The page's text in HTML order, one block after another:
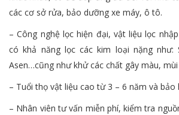
các cơ sở rửa, bảo dưỡng xe máy, ô tô.
– Công nghệ lọc hiện đại, vật liệu lọc
có khả năng lọc các kim loại nặng như:
Asen…cũng như khử các chất gây màu,
– Tuổi thọ vật liệu cao từ 3 – 6 năm và bảo
– Nhân viên tư vấn miễn phí, kiểm tra